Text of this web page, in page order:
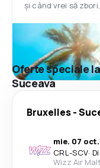
și când vrei să
Oferte speciale
Suceava
Bruxelles-
mie. 07 oct.
CRL-SCV·
Wizz Air